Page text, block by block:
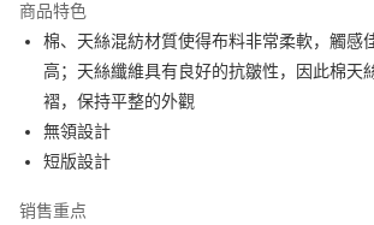
合作金库商业银行
华南商业银行
彰化商业银
上海商业储蓄银行
台北富邦商
国泰世华商业银行
台湾中小企业银行
汇丰（台湾）商业银行
联邦商业银行
元大商业银行
6期 0利率，每期
华南商业银行
彰化商业银
上海商业储蓄银行
国泰世华商业银行
台湾中小企业银行
联邦商业银行
Apple Pay
街口支付
ATM付款
运送方式
商品特色
棉、天絲混紡材質使得布料非常柔軟，觸感
高；天絲纖維具有良好的抗皺性，因此棉天
褶，保持平整的外觀
無領設計
短版設計
销售重点